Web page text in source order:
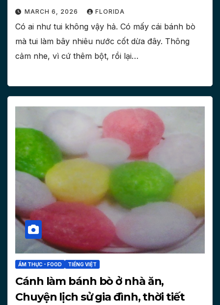
MARCH 6, 2026 FLORIDA
Có ai như tui không vậy hả. Có mấy cái bánh bò
mà tui làm bây nhiêu nước cốt dừa đây. Thông
cảm nhe, vì cứ thêm bột, rồi lại…
ẨM THỰC - FOOD TIẾNG VIỆT
Cánh làm bánh bò ở nhà ăn,
Chuyện lịch sử gia đình, thời tiết